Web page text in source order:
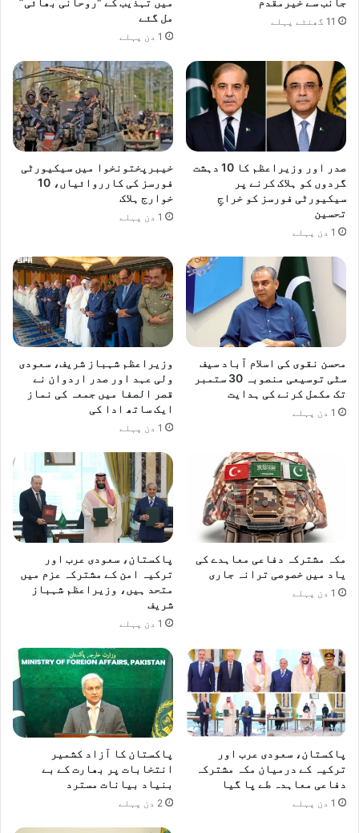
11 گھنٹے پہلے
مل گئے
1 دن پہلے
صدر اور وزیراعظم کا 10 دہشت
گردوں کو ہلاک کرنے پر
سیکیورٹی فورسز کو خراجِ
تحسین
1 دن پہلے
خیبرپختونخوا میں سیکیورٹی
فورسز کی کارروائیاں، 10
خوارج ہلاک
1 دن پہلے
محسن نقوی کی اسلام آباد سیف
سٹی توسیعی منصوبہ 30 ستمبر
تک مکمل کرنے کی ہدایت
1 دن پہلے
وزیراعظم شہباز شریف، سعودی
ولی عہد اور صدر اردوان نے
قصر الصفا میں جمعہ کی نماز
ایک ساتھ ادا کی
1 دن پہلے
مکہ مشترکہ دفاعی معاہدے کی
یاد میں خصوصی ترانہ جاری
1 دن پہلے
پاکستان، سعودی عرب اور
ترکیہ امن کے مشترکہ عزم میں
متحد ہیں، وزیراعظم شہباز
شریف
1 دن پہلے
پاکستان، سعودی عرب اور
ترکیہ کے درمیان مکہ مشترکہ
دفاعی معاہدہ طے پا گیا
1 دن پہلے
پاکستان کا آزاد کشمیر
انتخابات پر بھارت کے بے
بنیاد بیانات مسترد
2 دن پہلے